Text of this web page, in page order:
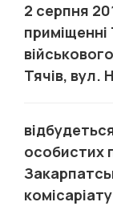
2 серпня
Тячів, вул.
особистих